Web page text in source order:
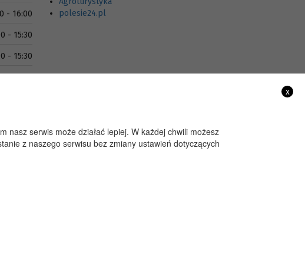
- 16:00
- 15:30
- 15:30
- 15:00
polesie24.pl
x
nasz serwis może działać lepiej. W każdej chwili możesz
z naszego serwisu bez zmiany ustawień dotyczących